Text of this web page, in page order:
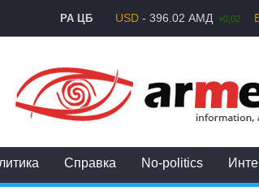
РА ЦБ USD - 396.02 АМД +0,02
Справка No-politics